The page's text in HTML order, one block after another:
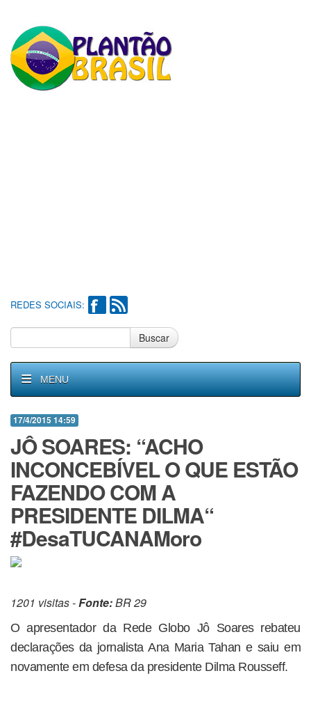
REDES SOCIAIS:
Buscar
MENU
17/4/2015 14:59
JÔ SOARES: “ACHO
INCONCEBÍVEL O QUE ESTÃO
FAZENDO COM A
PRESIDENTE DILMA“
#DesaTUCANAMoro
1201 visitas -Fonte:BR 29
O apresentador da Rede Globo Jô Soares rebateu
declarações da jornalista Ana Maria Tahan e saiu em
novamente em defesa da presidente Dilma Rousseff.